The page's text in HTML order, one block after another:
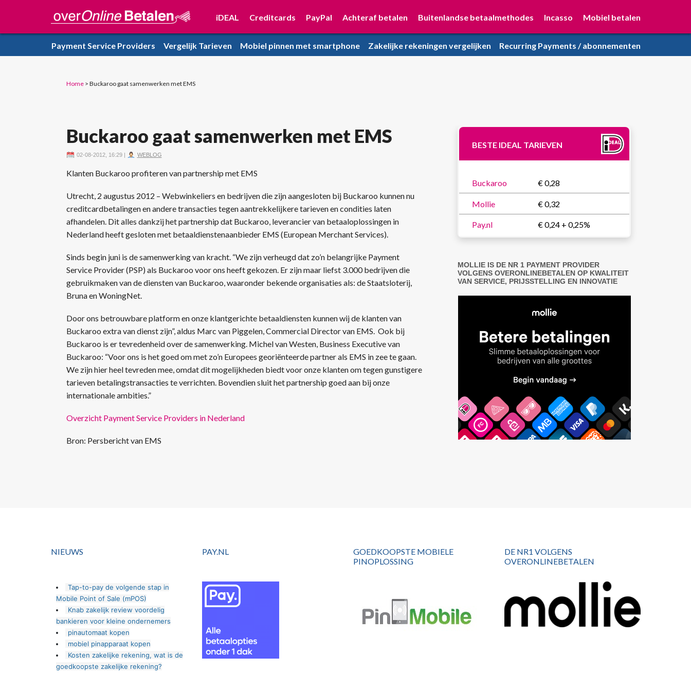
iDEAL Creditcards PayPal Achteraf betalen Buitenlandse betaalmethodes Incasso Mobiel betalen
Payment Service Providers Vergelijk Tarieven Mobiel pinnen met smartphone Zakelijke rekeningen vergelijken Recurring Payments / abonnementen
Home> Buckaroo gaat samenwerken met EMS
Buckaroo gaat samenwerken met EMS
02-08-2012, 16:29| WEBLOG
Klanten Buckaroo profiteren van partnership met EMS
Utrecht, 2 augustus 2012 – Webwinkeliers en bedrijven die zijn aangesloten bij Buckaroo kunnen nu
creditcardbetalingen en andere transacties tegen aantrekkelijkere tarieven en condities laten
afhandelen. Dit alles dankzij het partnership dat Buckaroo, leverancier van betaaloplossingen in
Nederland heeft gesloten met betaaldienstenaanbieder EMS (European Merchant Services).
Sinds begin juni is de samenwerking van kracht. “We zijn verheugd dat zo’n belangrijke Payment
Service Provider (PSP) als Buckaroo voor ons heeft gekozen. Er zijn maar liefst 3.000 bedrijven die
gebruikmaken van de diensten van Buckaroo, waaronder bekende organisaties als: de Staatsloterij,
Bruna en WoningNet.
Door ons betrouwbare platform en onze klantgerichte betaaldiensten kunnen wij de klanten van
Buckaroo extra van dienst zijn”, aldus Marc van Piggelen, Commercial Director van EMS. Ook bij
Buckaroo is er tevredenheid over de samenwerking. Michel van Westen, Business Executive van
Buckaroo: “Voor ons is het goed om met zo’n Europees georiënteerde partner als EMS in zee te gaan.
We zijn hier heel tevreden mee, omdat dit mogelijkheden biedt voor onze klanten om tegen gunstigere
tarieven betalingstransacties te verrichten. Bovendien sluit het partnership goed aan bij onze
internationale ambities.”
Overzicht Payment Service Providers in Nederland
Bron: Persbericht van EMS
BESTE IDEAL TARIEVEN
Buckaroo € 0,28
Mollie € 0,32
Pay.nl € 0,24 + 0,25%
MOLLIE IS DE NR 1 PAYMENT PROVIDER
VOLGENS OVERONLINEBETALEN OP KWALITEIT
VAN SERVICE, PRIJSSTELLING EN INNOVATIE
NIEUWS
Tap-to-pay de volgende stap in
Mobile Point of Sale (mPOS)
Knab zakelijk review voordelig
bankieren voor kleine ondernemers
pinautomaat kopen
mobiel pinapparaat kopen
Kosten zakelijke rekening, wat is de
goedkoopste zakelijke rekening?
PAY.NL
GOEDKOOPSTE MOBIELE
PINOPLOSSING
DE NR1 VOLGENS
OVERONLINEBETALEN